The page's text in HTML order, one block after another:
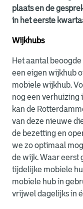
plaats en de
in het eerste
Wijkhubs
Het aantal
een eigen wijkhub
mobiele wijkhub.
nog een verhuizing
kan de
van deze nieuwe
de bezetting en
we zo optimaal
de wijk. Waar eerst
tijdelijke mobiele
mobiele hub in
vrijwel dagelijks in